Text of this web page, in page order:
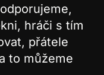
hráči s tím
přátele
to můžeme